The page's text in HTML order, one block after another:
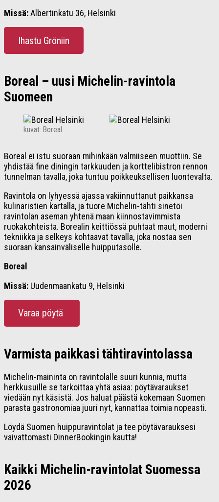
Missä:Albertinkatu 36, Helsinki
Ihastu Gröniin
Boreal – uusi Michelin-ravintola
Suomeen
kuvat: Boreal
Boreal ei istu suoraan mihinkään valmiiseen muottiin. Se
yhdistää fine diningin tarkkuuden ja korttelibistron rennon
tunnelman tavalla, joka tuntuu poikkeuksellisen luontevalta.
Ravintola on lyhyessä ajassa vakiinnuttanut paikkansa
kulinaristien kartalla, ja tuore Michelin-tähti sinetöi
ravintolan aseman yhtenä maan kiinnostavimmista
ruokakohteista. Borealin keittiössä puhtaat maut, moderni
tekniikka ja selkeys kohtaavat tavalla, joka nostaa sen
suoraan kansainväliselle huipputasolle.
Boreal
Missä: Uudenmaankatu 9, Helsinki
Varaa pöytä
Varmista paikkasi tähtiravintolassa
Michelin-maininta on ravintolalle suuri kunnia, mutta
herkkusuille se tarkoittaa yhtä asiaa: pöytävaraukset
viedään nyt käsistä. Jos haluat päästä kokemaan Suomen
parasta gastronomiaa juuri nyt, kannattaa toimia nopeasti.
Löydä Suomen huippuravintolat ja tee pöytävarauksesi
vaivattomasti DinnerBookingin kautta!
Kaikki Michelin-ravintolat Suomessa
2026